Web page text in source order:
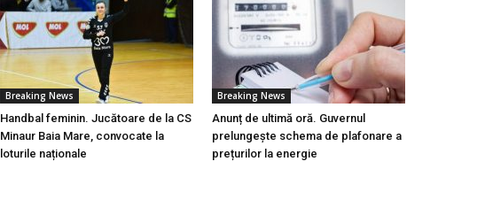
Breaking News
Handbal feminin. Jucătoare de la CS
Minaur Baia Mare, convocate la
loturile naționale
Breaking News
Anunț de ultimă oră. Guvernul
prelungește schema de plafonare a
prețurilor la energie